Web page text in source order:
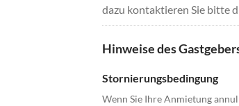
dazu kontaktieren Sie bitte
Hinweise des
Stornierungsbedingung
Wenn Sie Ihre Anmietung